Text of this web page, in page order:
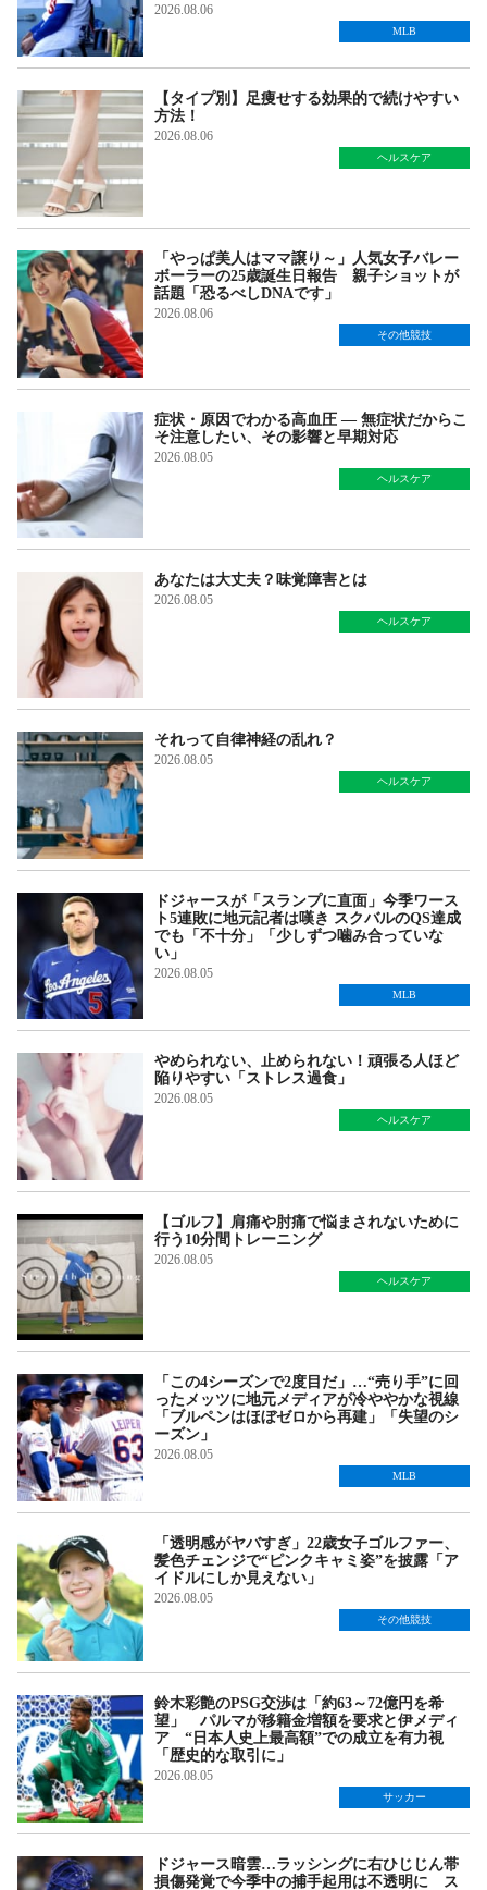
2026.08.06
MLB
【タイプ別】足痩せする効果的で続けやすい
方法！
2026.08.06
ヘルスケア
「やっぱ美人はママ譲り～」人気女子バレー
ボーラーの25歳誕生日報告 親子ショットが
話題「恐るべしDNAです」
2026.08.06
その他競技
症状・原因でわかる高血圧 — 無症状だからこ
そ注意したい、その影響と早期対応
2026.08.05
ヘルスケア
あなたは大丈夫？味覚障害とは
2026.08.05
ヘルスケア
それって自律神経の乱れ？
2026.08.05
ヘルスケア
ドジャースが「スランプに直面」今季ワース
ト5連敗に地元記者は嘆き スクバルのQS達成
でも「不十分」「少しずつ噛み合っていな
い」
2026.08.05
MLB
やめられない、止められない！頑張る人ほど
陥りやすい「ストレス過食」
2026.08.05
ヘルスケア
【ゴルフ】肩痛や肘痛で悩まされないために
行う10分間トレーニング
2026.08.05
ヘルスケア
「この4シーズンで2度目だ」…“売り手”に回
ったメッツに地元メディアが冷ややかな視線
「ブルペンはほぼゼロから再建」「失望のシ
ーズン」
2026.08.05
MLB
「透明感がヤバすぎ」22歳女子ゴルファー、
髪色チェンジで“ピンクキャミ姿”を披露「ア
イドルにしか見えない」
2026.08.05
その他競技
鈴木彩艶のPSG交渉は「約63～72億円を希
望」 パルマが移籍金増額を要求と伊メディ
ア “日本人史上最高額”での成立を有力視
「歴史的な取引に」
2026.08.05
サッカー
ドジャース暗雲…ラッシングに右ひじじん帯
損傷発覚で今季中の捕手起用は不透明に ス